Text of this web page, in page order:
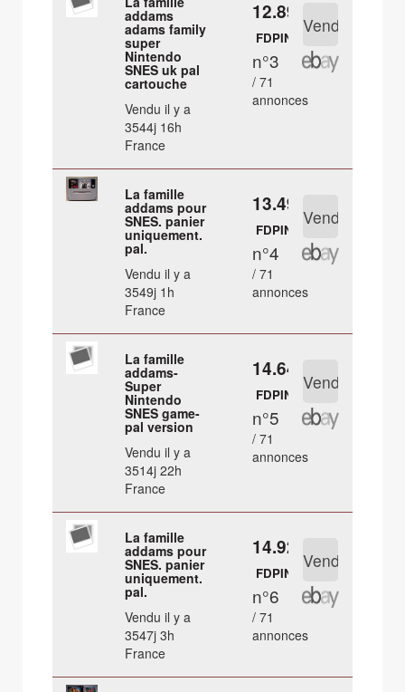
addams
adams family
super
Nintendo
SNES uk pal
cartouche
Vendu il y a
3544j 16h
France
12.89 €
FDPIN
n°3
/ 71
annonces
La famille
addams pour
SNES. panier
uniquement.
pal.
Vendu il y a
3549j 1h
France
13.49 €
FDPIN
n°4
/ 71
annonces
La famille
addams-
Super
Nintendo
SNES game-
pal version
Vendu il y a
3514j 22h
France
14.64 €
FDPIN
n°5
/ 71
annonces
La famille
addams pour
SNES. panier
uniquement.
pal.
Vendu il y a
3547j 3h
France
14.92 €
FDPIN
n°6
/ 71
annonces